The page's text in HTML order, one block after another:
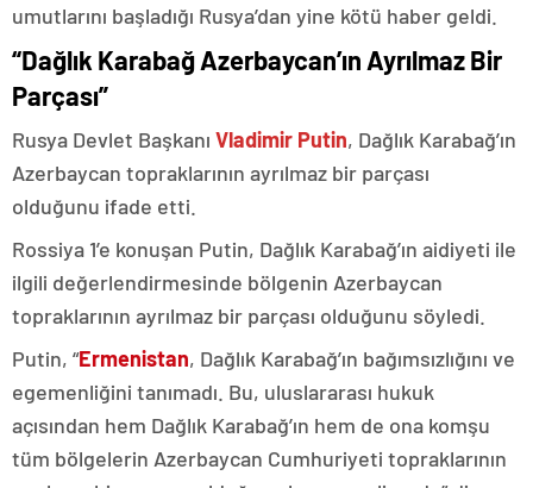
umutlarını başladığı Rusya’dan yine kötü haber geldi.
“Dağlık Karabağ Azerbaycan’ın Ayrılmaz Bir
Parçası”
Rusya Devlet Başkanı Vladimir Putin, Dağlık Karabağ’ın
Azerbaycan topraklarının ayrılmaz bir parçası
olduğunu ifade etti.
Rossiya 1’e konuşan Putin, Dağlık Karabağ’ın aidiyeti ile
ilgili değerlendirmesinde bölgenin Azerbaycan
topraklarının ayrılmaz bir parçası olduğunu söyledi.
Putin, “Ermenistan, Dağlık Karabağ’ın bağımsızlığını ve
egemenliğini tanımadı. Bu, uluslararası hukuk
açısından hem Dağlık Karabağ’ın hem de ona komşu
tüm bölgelerin Azerbaycan Cumhuriyeti topraklarının